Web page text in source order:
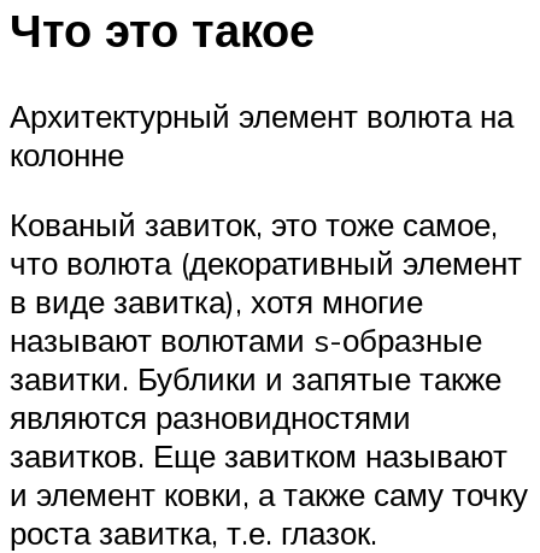
Что это такое
Архитектурный элемент волюта на
колонне
Кованый завиток, это тоже самое,
что волюта (декоративный элемент
в виде завитка), хотя многие
называют волютами s-образные
завитки. Бублики и запятые также
являются разновидностями
завитков. Еще завитком называют
и элемент ковки, а также саму точку
роста завитка, т.е. глазок.